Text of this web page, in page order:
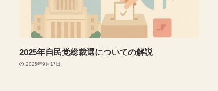
2025年自民党総裁選についての解説
2025年9月17日